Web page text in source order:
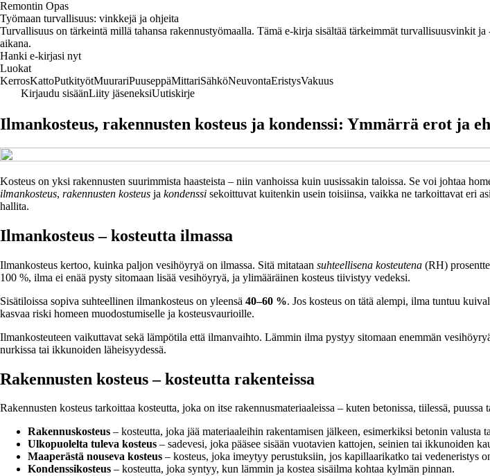
Remontin Opas
Työmaan turvallisuus: vinkkejä ja ohjeita
Turvallisuus on tärkeintä millä tahansa rakennustyömaalla. Tämä e-kirja sisältää tärkeimmät turvallisuusvinkit
aikana.
Hanki e-kirjasi nyt
Luokat
KerrosKattoPutkityötMuurariPuuseppäMittariSähköNeuvontaEristysVakuus
Kirjaudu sisäänLiity jäseneksiUutiskirje
Ilmankosteus, rakennusten kosteus ja kondenssi: Ymmärrä erot ja
Kosteus on yksi rakennusten suurimmista haasteista – niin vanhoissa kuin uusissakin taloissa. Se voi johtaa
ilmankosteus, rakennusten kosteus ja kondenssi sekoittuvat kuitenkin usein toisiinsa, vaikka ne tarkoittavat eri
hallita.
Ilmankosteus – kosteutta ilmassa
Ilmankosteus kertoo, kuinka paljon vesihöyryä on ilmassa. Sitä mitataan suhteellisena kosteutena (RH)
100 %, ilma ei enää pysty sitomaan lisää vesihöyryä, ja ylimääräinen kosteus tiivistyy vedeksi.
Sisätiloissa sopiva suhteellinen ilmankosteus on yleensä 40–60 %. Jos kosteus on tätä alempi, ilma tuntuu
kasvaa riski homeen muodostumiselle ja kosteusvaurioille.
Ilmankosteuteen vaikuttavat sekä lämpötila että ilmanvaihto. Lämmin ilma pystyy sitomaan enemmän
nurkissa tai ikkunoiden läheisyydessä.
Rakennusten kosteus – kosteutta rakenteissa
Rakennusten kosteus tarkoittaa kosteutta, joka on itse rakennusmateriaaleissa – kuten betonissa, tiilessä,
Rakennuskosteus – kosteutta, joka jää materiaaleihin rakentamisen jälkeen, esimerkiksi betonin valusta
Ulkopuolelta tuleva kosteus – sadevesi, joka pääsee sisään vuotavien kattojen, seinien tai ikkunoiden
Maaperästä nouseva kosteus – kosteus, joka imeytyy perustuksiin, jos kapillaarikatko tai vedeneristys
Kondenssikosteus – kosteutta, joka syntyy, kun lämmin ja kostea sisäilma kohtaa kylmän pinnan.